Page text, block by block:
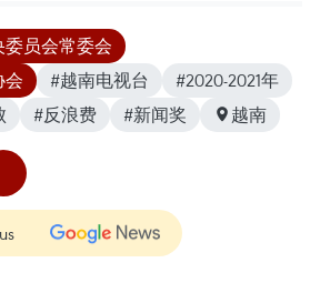
员会常委会
会
#越南电视台
#2020-2021年
#反浪费 #新闻奖 越南